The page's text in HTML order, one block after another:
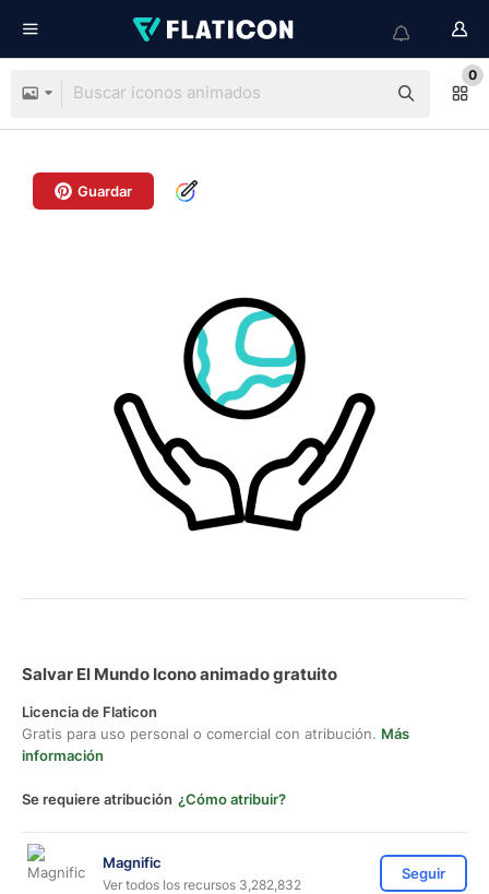
0
Guardar
Salvar El Mundo Icono animado gratuito
Licencia de Flaticon
Gratis para uso personal o comercial con atribución. Más
información
Se requiere atribución ¿Cómo atribuir?
Magnific
Ver todos los recursos 3,282,832
Seguir